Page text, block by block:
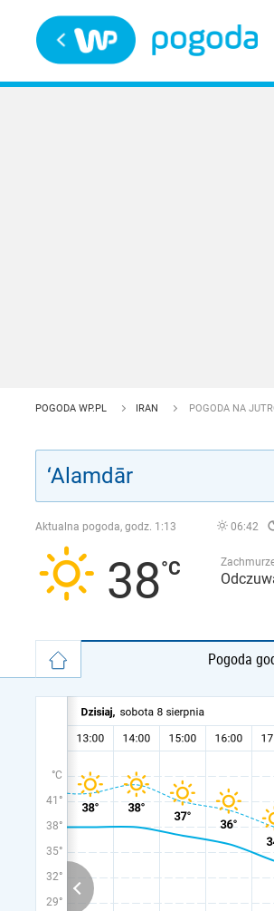
POGODA WP.PL IRAN POGODA NA
Aktualna pogoda, godz. 1:13 06:42
38
Pogoda
°C
41°
38°
35°
32°
29°